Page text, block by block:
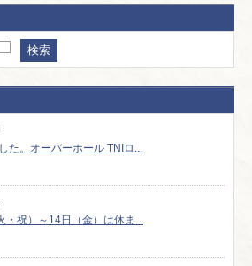
た。オーバーホール TNIロ...
・祝）～14日（金）は休ま...